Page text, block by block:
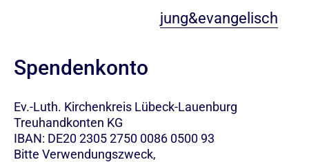
jung&evangelisch
Spendenkonto
Ev.-Luth. Kirchenkreis Lübeck-Lauenburg
Treuhandkonten KG
IBAN: DE20 2305 2750 0086 0500 93
Bitte Verwendungszweck,